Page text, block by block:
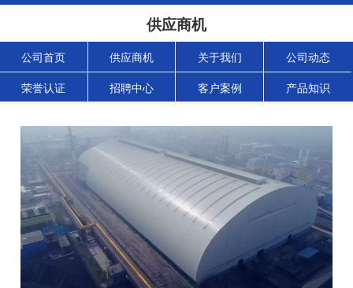
供应商机
公司首页 供应商机 关于我们 公司动态
荣誉认证 招聘中心 客户案例 产品知识